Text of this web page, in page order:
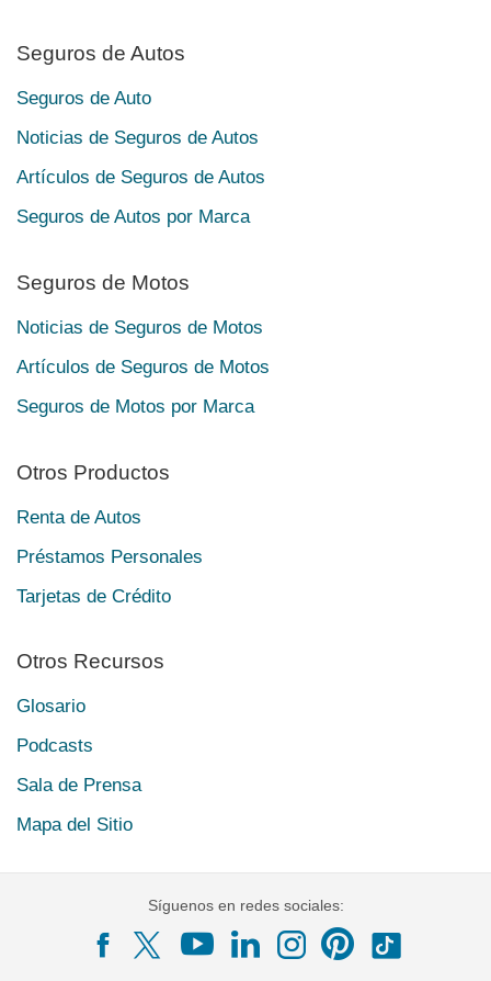
Seguros de Autos
Seguros de Auto
Noticias de Seguros de Autos
Artículos de Seguros de Autos
Seguros de Autos por Marca
Seguros de Motos
Noticias de Seguros de Motos
Artículos de Seguros de Motos
Seguros de Motos por Marca
Otros Productos
Renta de Autos
Préstamos Personales
Tarjetas de Crédito
Otros Recursos
Glosario
Podcasts
Sala de Prensa
Mapa del Sitio
Síguenos en redes sociales: